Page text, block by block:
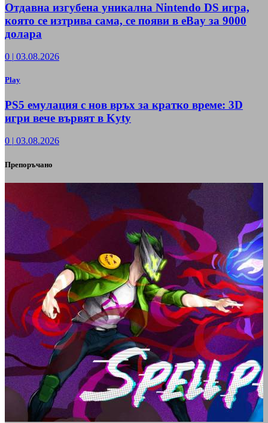
Отдавна изгубена уникална Nintendo DS игра,
която се изтрива сама, се появи в eBay за 9000
долара
0 | 03.08.2026
Play
PS5 емулация с нов връх за кратко време: 3D
игри вече вървят в Kyty
0 | 03.08.2026
Препоръчано